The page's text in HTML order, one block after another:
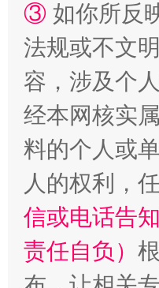
③ 如你所反
法规或不文
容，涉及个
经本网核实
料的个人或
人的权利，
信或电话告
责任自负）